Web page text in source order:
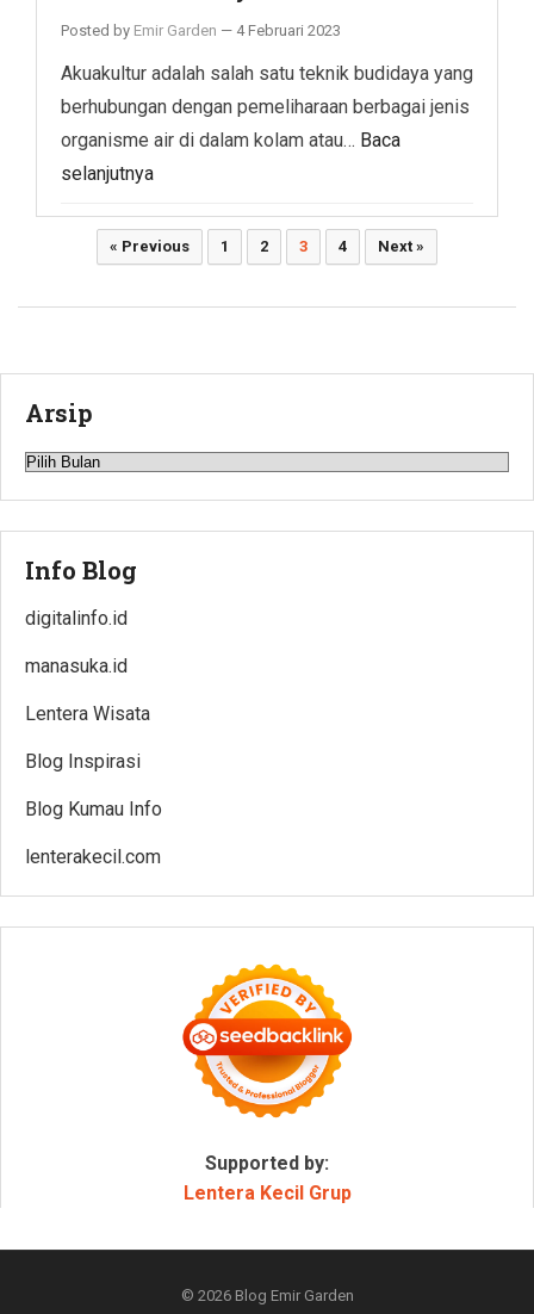
Posted by Emir Garden — 4 Februari 2023
Akuakultur adalah salah satu teknik budidaya yang
berhubungan dengan pemeliharaan berbagai jenis
organisme air di dalam kolam atau… Baca
selanjutnya
« Previous 1 2 3 4 Next »
Arsip
Arsip
Info Blog
digitalinfo.id
manasuka.id
Lentera Wisata
Blog Inspirasi
Blog Kumau Info
lenterakecil.com
Supported by:
Lentera Kecil Grup
© 2026 Blog Emir Garden